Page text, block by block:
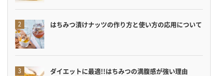
はちみつ漬けナッツの作り方と使い方の応用について
ダイエットに最適!!はちみつの満腹感が強い理由